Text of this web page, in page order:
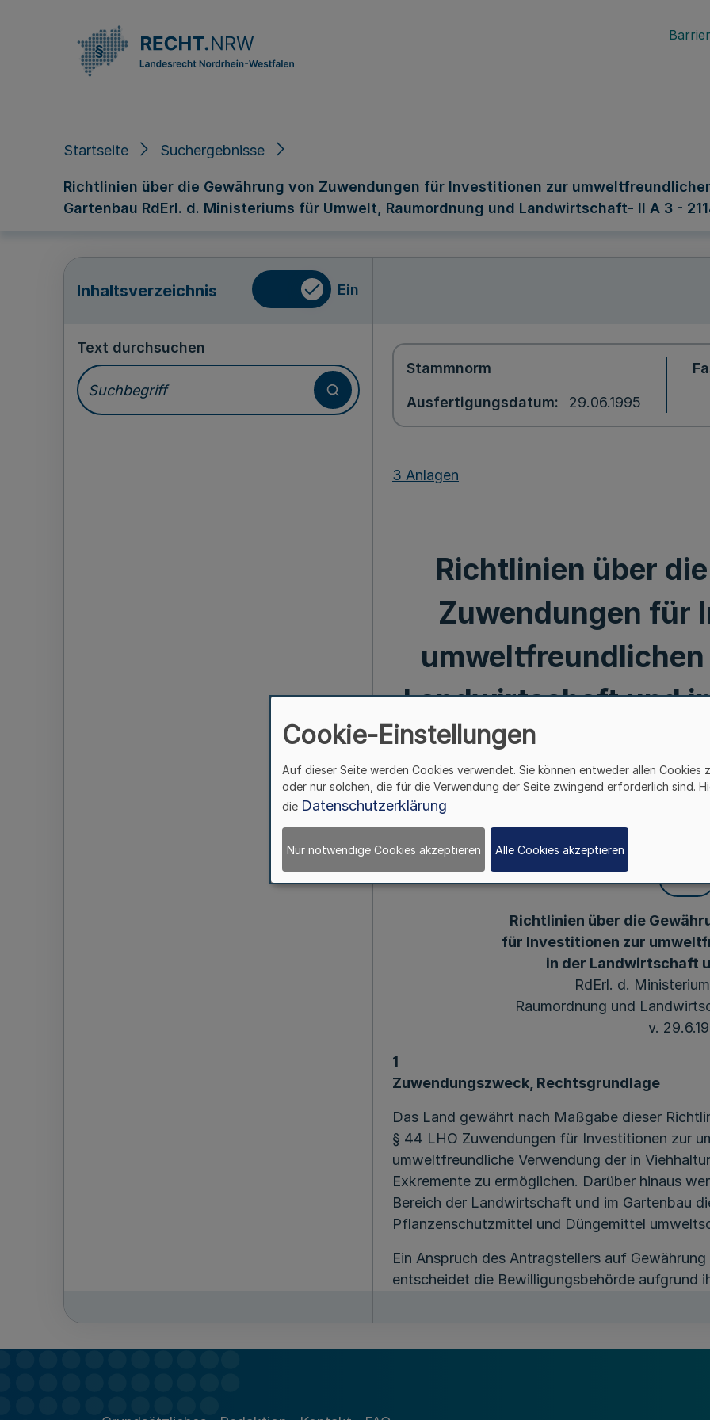
Startseite Suchergebnisse
Richtlinien über die Gewährung von Zuwendungen für Investitionen zur
Gartenbau RdErl. d. Ministeriums für Umwelt, Raumordnung und Landwirtschaft- II A 3 -
Inhaltsverzeichnis Ein
Text durchsuchen
Stammnorm
Ausfertigungsdatum 29.06.1995
3 Anlagen
Richtlinien über
Zuwendungen für
Landwirtschaft und
d.
Raumordnung und
- 2114/21 –
Richtlinien über die
für Investitionen zur
in der Landwirtschaft
RdErl. d.
Raumordnung und
v.
1
Zuwendungszweck, Rechtsgrundlage
Das Land gewährt nach Maßgabe dieser
§ 44 LHO Zuwendungen für Investitionen zur
umweltfreundliche Verwendung der in
Exkremente zu ermöglichen. Darüber hinaus
Bereich der Landwirtschaft und im Gartenbau
Pflanzenschutzmittel und Düngemittel
Ein Anspruch des Antragstellers auf
entscheidet die Bewilligungsbehörde aufgrund
Cookie-Einstellungen
Auf dieser Seite werden Cookies verwendet. Sie können entweder allen Cookies
oder nur solchen, die für die Verwendung der Seite zwingend erforderlich sind.
die Datenschutzerklärung
Nur notwendige Cookies akzeptieren Alle Cookies akzeptieren